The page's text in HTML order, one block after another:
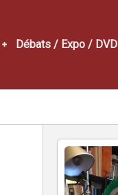
Débats / Expo / DVD